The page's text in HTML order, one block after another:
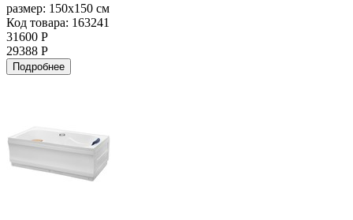
размер: 150x150 см
Код товара: 163241
31600 Р
29388 Р
Подробнее